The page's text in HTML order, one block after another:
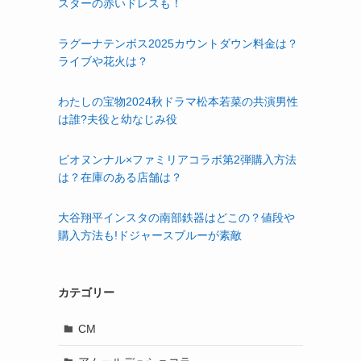
スターの赤いドレスも！
ラグーナテンボス2025カウントダウン料金は？
ライブや花火は？
わたしの宝物2024秋ドラマ松本若菜の共演男性
は誰?夫役と幼なじみ役
ピオヌンナル×ファミリアコラボ第2弾購入方法
は？在庫のある店舗は？
大谷翔平インスタの南部鉄器はどこの？値段や
購入方法も!ドジャースブルーが素敵
カテゴリー
CM